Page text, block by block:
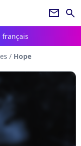
newsletter search
français
/ Hope